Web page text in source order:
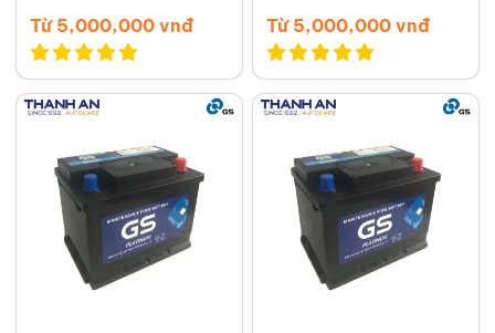
Từ 5,000,000 vnđ Từ 5,000,000 vnđ